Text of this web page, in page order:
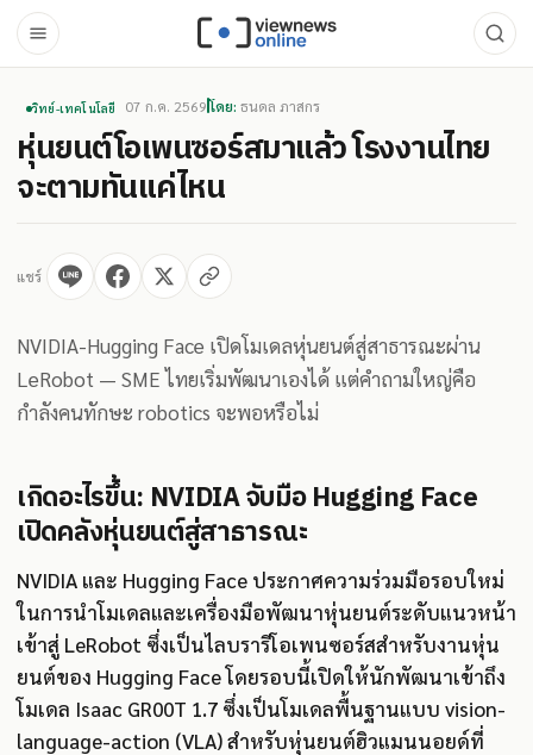
วิทย์-เทคโนโลยี 07 ก.ค. 2569โดย: ธนดล ภาสกร
หุ่นยนต์โอเพนซอร์สมาแล้ว โรงงานไทย
จะตามทันแค่ไหน
แชร์
NVIDIA-Hugging Face เปิดโมเดลหุ่นยนต์สู่สาธารณะผ่าน
LeRobot — SME ไทยเริ่มพัฒนาเองได้ แต่คำถามใหญ่คือ
กำลังคนทักษะ robotics จะพอหรือไม่
เกิดอะไรขึ้น: NVIDIA จับมือ Hugging Face
เปิดคลังหุ่นยนต์สู่สาธารณะ
NVIDIA และ Hugging Face ประกาศความร่วมมือรอบใหม่
ในการนำโมเดลและเครื่องมือพัฒนาหุ่นยนต์ระดับแนวหน้า
เข้าสู่ LeRobot ซึ่งเป็นไลบรารีโอเพนซอร์สสำหรับงานหุ่น
ยนต์ของ Hugging Face โดยรอบนี้เปิดให้นักพัฒนาเข้าถึง
โมเดล Isaac GR00T 1.7 ซึ่งเป็นโมเดลพื้นฐานแบบ vision-
language-action (VLA) สำหรับหุ่นยนต์ฮิวแมนนอยด์ที่